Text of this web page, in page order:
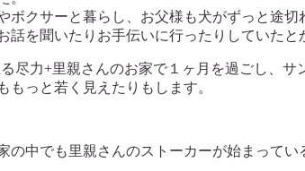
ボクサーと暮らし、お父様も犬がずっと途
を聞いたりお手伝いに行ったりしていたと
尽力+里親さんのお家で１ヶ月を過ごし、
もっと若く見えたりもします。
の中でも里親さんのストーカーが始まって